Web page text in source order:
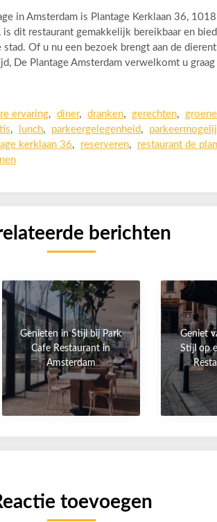
in Amsterdam is Plantage Kerklaan 36,
dit restaurant gemakkelijk bereikbaar en
Of u nu een bezoek brengt aan de
De Plantage Amsterdam verwelkomt u
ervaring, diner, dranken, gerechten,
, lunch, parkeergelegenheid,
kerklaan 36, reserveren, restaurant de
berichten
Genieten in Stijl bij Park
Cafe Restaurant in
Amsterdam
Geniet
Stijl op
toevoegen